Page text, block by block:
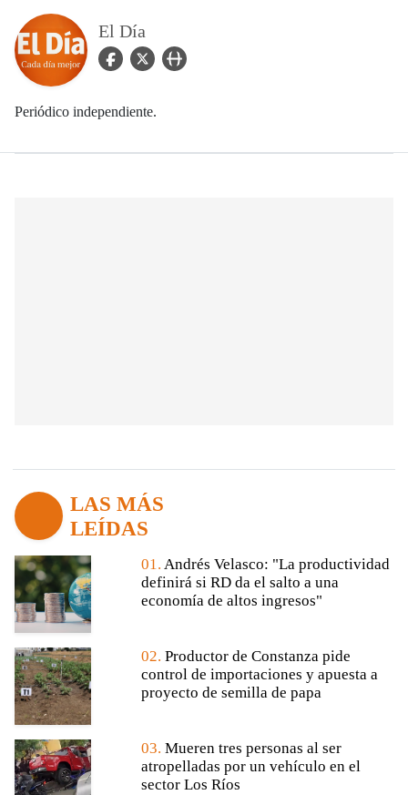
El Día
facebook Icon
twitter Iconuser_url Icon
Periódico independiente.
LAS MÁS
LEÍDAS
01. Andrés Velasco: "La productividad
definirá si RD da el salto a una
economía de altos ingresos"
02. Productor de Constanza pide
control de importaciones y apuesta a
proyecto de semilla de papa
03. Mueren tres personas al ser
atropelladas por un vehículo en el
sector Los Ríos